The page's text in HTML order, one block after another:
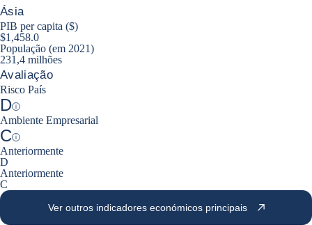
Ásia
PIB per capita ($)
$1,458.0
População (em 2021)
231,4 milhões
Avaliação
Risco País
D
Help
Ambiente Empresarial
C
Help
Anteriormente
D
Anteriormente
C
Ver outros indicadores económicos principais